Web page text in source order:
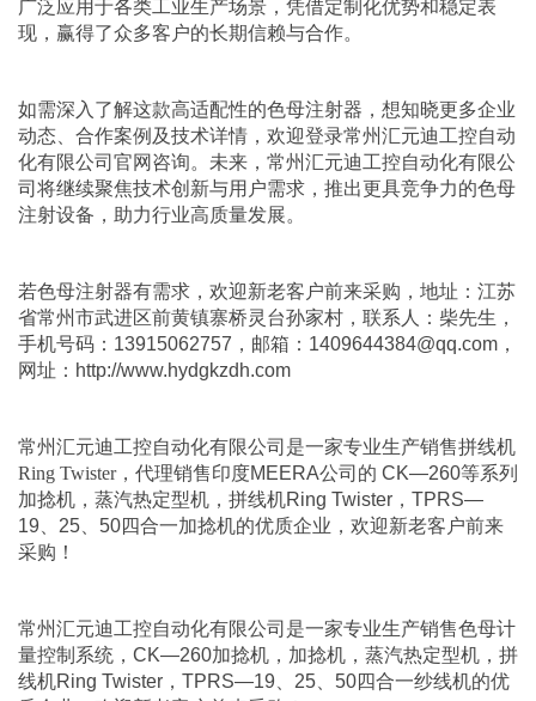
广泛应用于各类工业生产场景，凭借定制化优势和稳定表
现，赢得了众多客户的长期信赖与合作。
如需深入了解这款高适配性的色母注射器，想知晓更多企业
动态、合作案例及技术详情，欢迎登录常州汇元迪工控自动
化有限公司官网咨询。未来，常州汇元迪工控自动化有限公
司将继续聚焦技术创新与用户需求，推出更具竞争力的色母
注射设备，助力行业高质量发展。
若色母注射器有需求，欢迎新老客户前来采购，地址：江苏
省常州市武进区前黄镇寨桥灵台孙家村，联系人：柴先生，
手机号码：13915062757，邮箱：1409644384@qq.com，
网址： http://www.hydgkzdh.com
常州汇元迪工控自动化有限公司 是一家专业生产销售拼线机
Ring Twister，代理销售印度MEERA公司的 CK—260等系列
加捻机 ， 蒸汽热定型机 ， 拼线机Ring Twister ， TPRS—
19、25、50四合一加捻机的优质企业，欢迎新老客户前来
采购！
常州汇元迪工控自动化有限公司 是一家专业生产销售色母计
量控制系统 ， CK—260加捻机 ， 加捻机 ， 蒸汽热定型机 ， 拼
线机Ring Twister ， TPRS—19、25、50四合一纱线机的优